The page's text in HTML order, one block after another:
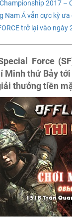
2017 –
Nam Á vẫn cực kỳ ưa
trở lại vào ngày
Force
Minh thứ Bảy
thưởng tiền